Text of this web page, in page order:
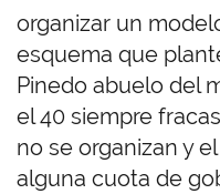
organizar un
esquema que
Pinedo abuelo del
el 40 siempre
no se organizan y
alguna cuota de